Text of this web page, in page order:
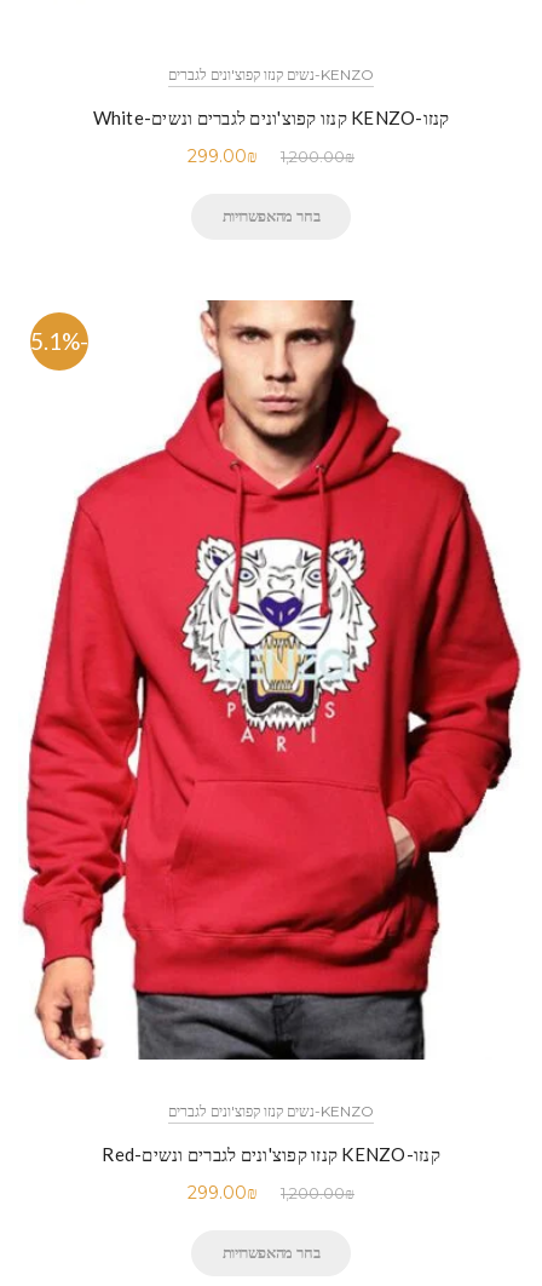
KENZO-נשים קנזו קפוצ'ונים לגברים
קנזו-KENZO קנזו קפוצ'ונים לגברים ונשים-White
1,200.00₪
299.00₪
בחר מהאפשרויות
-75.1%
KENZO-נשים קנזו קפוצ'ונים לגברים
קנזו-KENZO קנזו קפוצ'ונים לגברים ונשים-Red
1,200.00₪
299.00₪
בחר מהאפשרויות